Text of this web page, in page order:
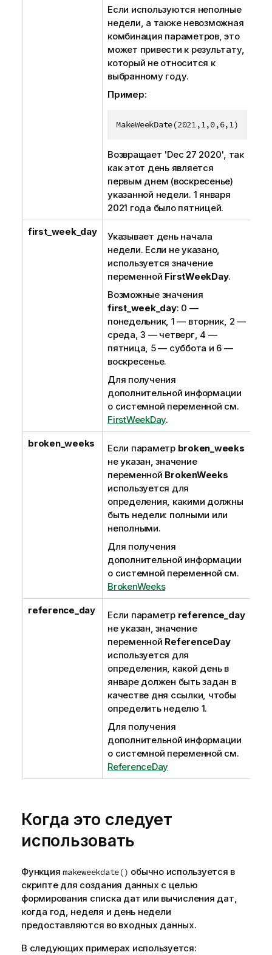
о
р
м
а
ц
и
Если используются неполные
недели, а также невозможная
комбинация параметров, это
может привести к результату,
который не относится к
выбранному году.
Пример:
MakeWeekDate(2021,1,0,6,1)
Возвращает 'Dec 27 2020', так
как этот день является
первым днем (воскресенье)
указанной недели. 1 января
2021 года было пятницей.
first_week_day
Указывает день начала
недели. Если не указано,
используется значение
переменной FirstWeekDay.
Возможные значения
first_week_day: 0 —
понедельник, 1 — вторник, 2 —
среда, 3 — четверг, 4 —
пятница, 5 — суббота и 6 —
воскресенье.
Для получения
дополнительной информации
о системной переменной см.
FirstWeekDay.
broken_weeks Если параметр broken_weeks
не указан, значение
переменной BrokenWeeks
используется для
определения, какими должны
быть недели: полными или
неполными.
Для получения
дополнительной информации
о системной переменной см.
BrokenWeeks
reference_day Если параметр reference_day
не указан, значение
переменной ReferenceDay
используется для
определения, какой день в
январе должен быть задан в
качестве дня ссылки, чтобы
определить неделю 1.
Для получения
дополнительной информации
о системной переменной см.
ReferenceDay
Когда это следует
использовать
Функция makeweekdate() обычно используется в
скрипте для создания данных с целью
формирования списка дат или вычисления дат,
когда год, неделя и день недели
предоставляются во входных данных.
В следующих примерах используется: